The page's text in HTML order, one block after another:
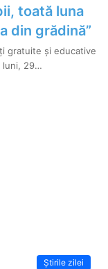
toată luna
din grădină”
gratuite și educative
luni, 29…
Știrile zilei